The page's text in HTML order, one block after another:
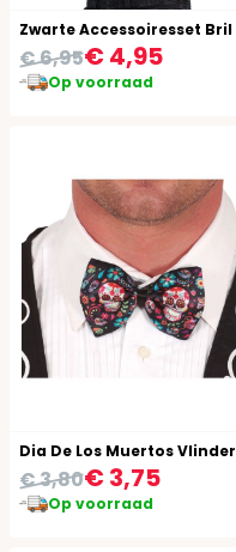
€ 4,95
€ 6,95
Op voorraad
€ 3,75
€ 3,80
Op voorraad